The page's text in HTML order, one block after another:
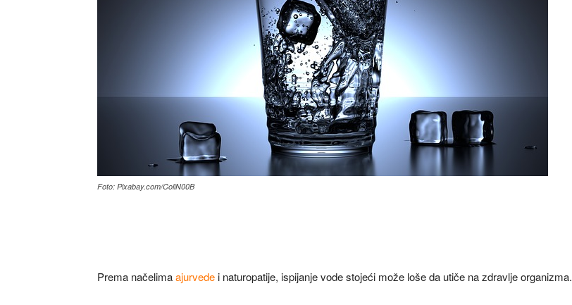
Foto: Pixabay.com/ColiN00B
Prema načelimaajurvedei naturopatije, ispijanje vode stojeći može loše da utiče na zdravlje organizma.